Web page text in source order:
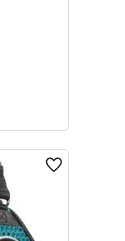
Lägg till i